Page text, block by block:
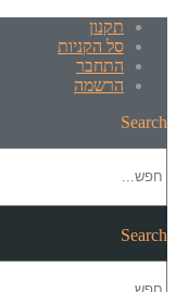
תקנון
סל הקניות
התחבר
הרשמה
Search
Search